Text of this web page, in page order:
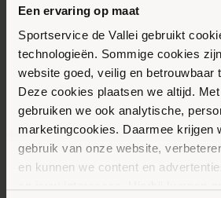
Een ervaring op maat
Sportservice de Vallei gebruikt
technologieën. Sommige cookies
website goed, veilig en betrouwbaar
Deze cookies plaatsen we altijd.
gebruiken we ook analytische,
marketingcookies. Daarmee krijgen
gebruik van onze website,
en kunnen we content en
Aankomende
Selecteer
een
datum.
Vorige
Evenementen
Abonneer op